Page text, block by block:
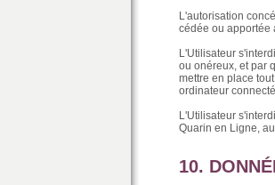
L'autorisation
cédée ou apportée
L'Utilisateur
ou onéreux, et par
mettre en place
ordinateur
L'Utilisateur
Quarin en Ligne,
10.